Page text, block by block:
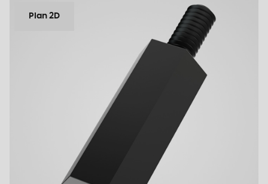
Plan 2D